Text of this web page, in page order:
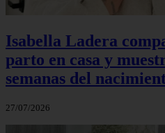
Isabella Ladera
parto en casa y
semanas del
27/07/2026